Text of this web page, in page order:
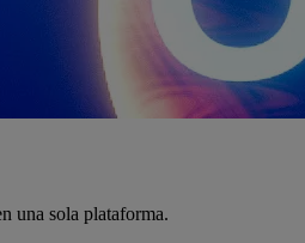
una sola plataforma.